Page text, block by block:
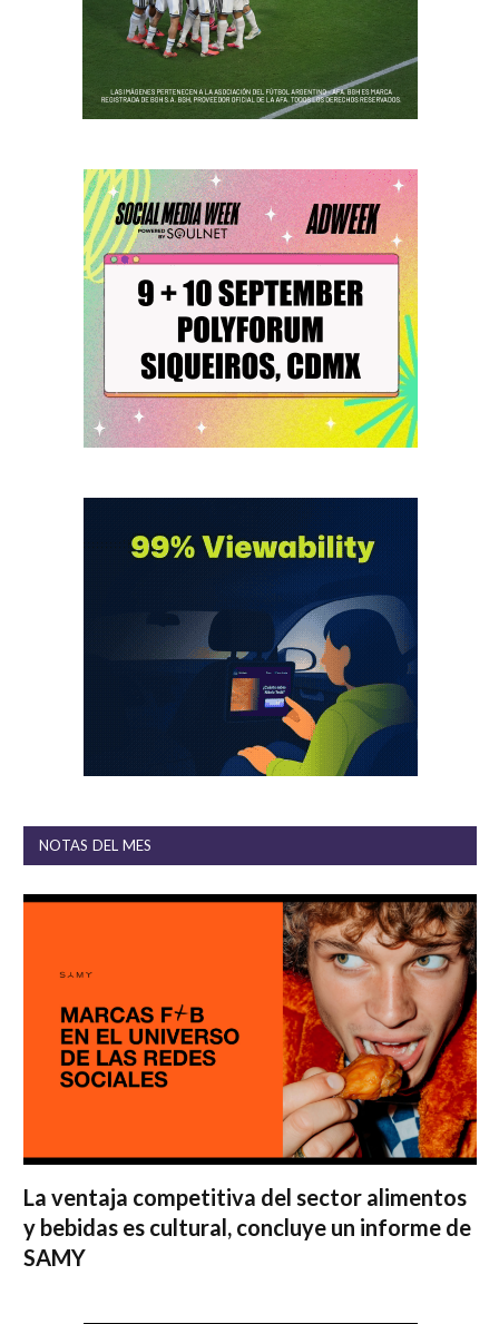
NOTAS DEL MES
La ventaja competitiva del sector alimentos
y bebidas es cultural, concluye un informe de
SAMY